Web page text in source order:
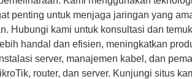
penting untuk menjaga jaringan yang
Hubungi kami untuk konsultasi dan
handal dan efisien, meningkatkan
server, manajemen kabel, dan
router, dan server. Kunjungi situs